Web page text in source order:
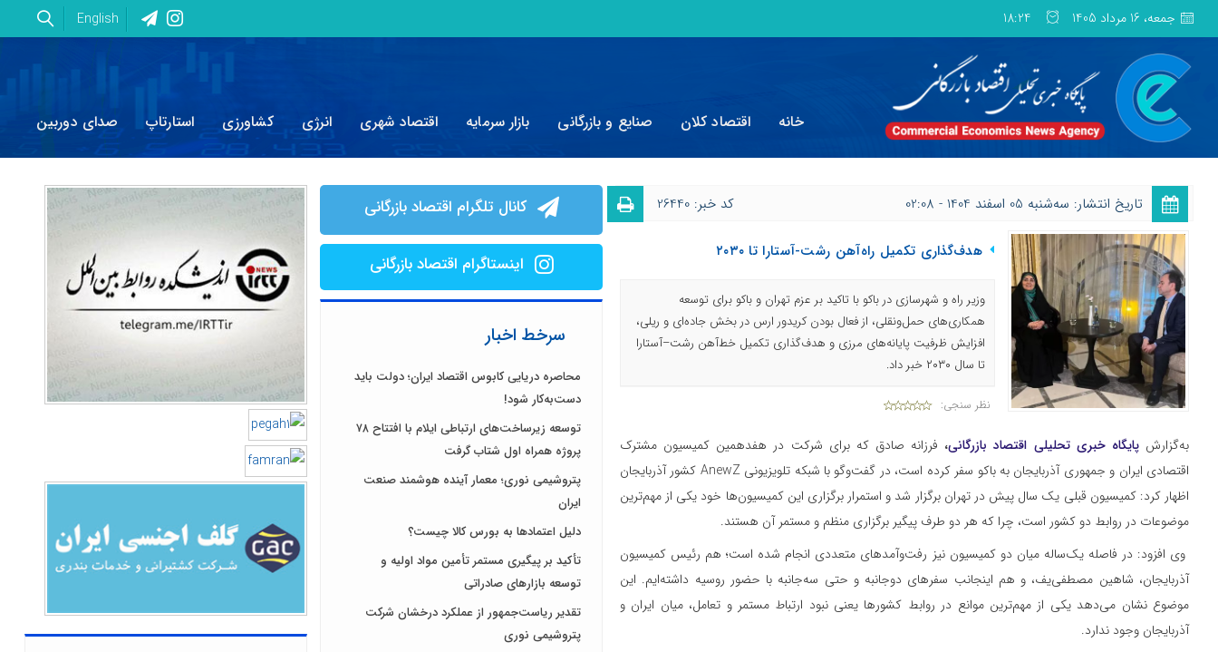
جمعه، 16 مرداد 1405 18:24
English
خانه اقتصاد کلان صنایع و بازرگانی بازار سرمایه اقتصاد شهری انرژی کشاورزی استارتاپ صدای دوربین
تاریخ انتشار: ﺳﻪشنبه 05 اسفند 1404 - 02:08 کد خبر: 26440
هدف‌گذاری تکمیل راه‌آهن رشت-آستارا تا ۲۰۳۰
وزیر راه و شهرسازی در باکو با تاکید بر عزم تهران و باکو برای توسعه
همکاری‌های حمل‌ونقلی، از فعال بودن کریدور ارس در بخش جاده‌ای و ریلی،
افزایش ظرفیت پایانه‌های مرزی و هدف‌گذاری تکمیل خط‌آهن رشت–آستارا
تا سال ۲۰۳۰ خبر داد.
نظر سنجی:
به‌گزارش پایگاه خبری تحلیلی اقتصاد بازرگانی، فرزانه صادق که برای شرکت در هفدهمین کمیسیون مشترک
اقتصادی ایران و جمهوری آذربایجان به باکو سفر کرده است، در گفت‌وگو با شبکه تلویزیونی AnewZ کشور آذربایجان
اظهار کرد: کمیسیون قبلی یک سال پیش در تهران برگزار شد و استمرار برگزاری این کمیسیون‌ها خود یکی از مهم‌ترین
موضوعات در روابط دو کشور است، چرا که هر دو طرف پیگیر برگزاری منظم و مستمر آن هستند.
وی افزود: در فاصله یک‌ساله میان دو کمیسیون نیز رفت‌وآمدهای متعددی انجام شده است؛ هم رئیس کمیسیون
آذربایجان، شاهین مصطفی‌یف، و هم اینجانب سفرهای دوجانبه و حتی سه‌جانبه با حضور روسیه داشته‌ایم. این
موضوع نشان می‌دهد یکی از مهم‌ترین موانع در روابط کشورها یعنی نبود ارتباط مستمر و تعامل، میان ایران و
آذربایجان وجود ندارد.
کانال تلگرام اقتصاد بازرگانی
اینستاگرام اقتصاد بازرگانی
سرخط اخبار
محاصره دریایی کابوس اقتصاد ایران؛ دولت باید
دست‌به‌کار شود!
توسعه زیرساخت‌های ارتباطی ایلام با افتتاح ۷۸
پروژه همراه اول شتاب گرفت
پتروشیمی نوری؛ معمار آینده هوشمند صنعت
ایران
دلیل اعتمادها به بورس کالا چیست؟
تأکید بر پیگیری مستمر تأمین مواد اولیه و
توسعه بازارهای صادراتی
تقدیر ریاست‌جمهور از عملکرد درخشان شرکت
پتروشیمی نوری